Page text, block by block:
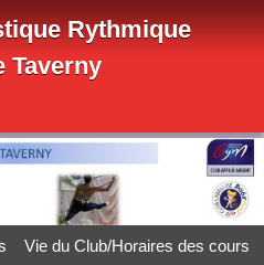
Rythmique
Taverny
Vie du Club/Horaires des cours